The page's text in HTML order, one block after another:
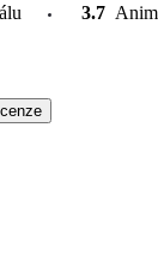
3.7